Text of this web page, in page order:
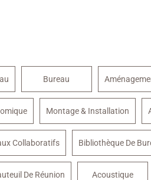
Bureau
Montage & Installation
Collaboratifs Bibliothèque De
De Réunion Acoustique